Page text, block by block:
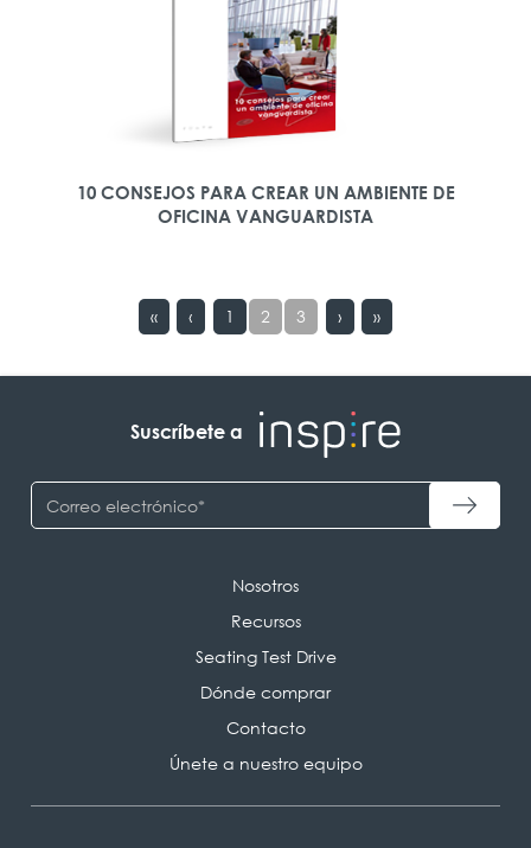
« ‹ 1 2 3 › »
10 CONSEJOS PARA CREAR UN AMBIENTE DE
OFICINA VANGUARDISTA
Suscríbete a
Nosotros
Recursos
Seating Test Drive
Dónde comprar
Contacto
Únete a nuestro equipo